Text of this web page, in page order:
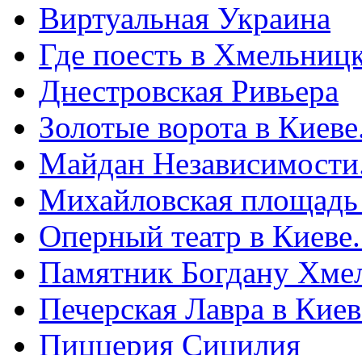
Виртуальная Украина
Где поесть в
Днестровская Ривьера
Золотые ворота в
Майдан
Михайловская
Оперный театр в
Памятник Богдану
Печерская Лавра в
Пиццерия Сицилия